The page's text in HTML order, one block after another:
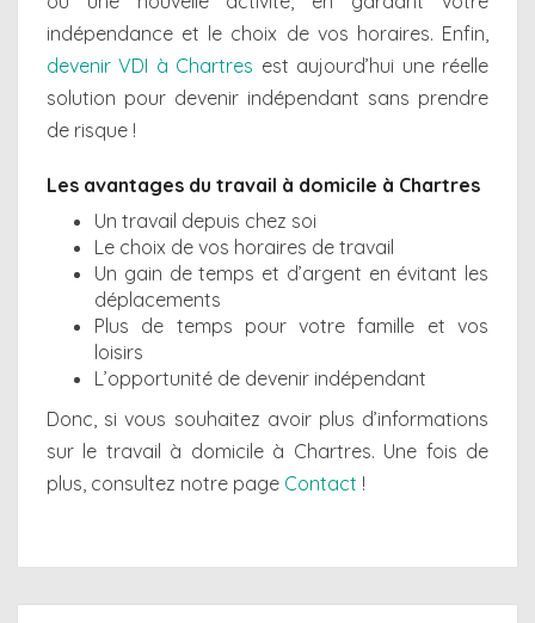
indépendance et le choix de vos horaires. Enfin,
devenir VDI à Chartres est aujourd’hui une réelle
solution pour devenir indépendant sans prendre
de risque !
Les avantages du travail à domicile à Chartres
Un travail depuis chez soi
Le choix de vos horaires de travail
Un gain de temps et d’argent en évitant les
déplacements
Plus de temps pour votre famille et vos
loisirs
L’opportunité de devenir indépendant
Donc, si vous souhaitez avoir plus d’informations
sur le travail à domicile à Chartres. Une fois de
plus, consultez notre page Contact !